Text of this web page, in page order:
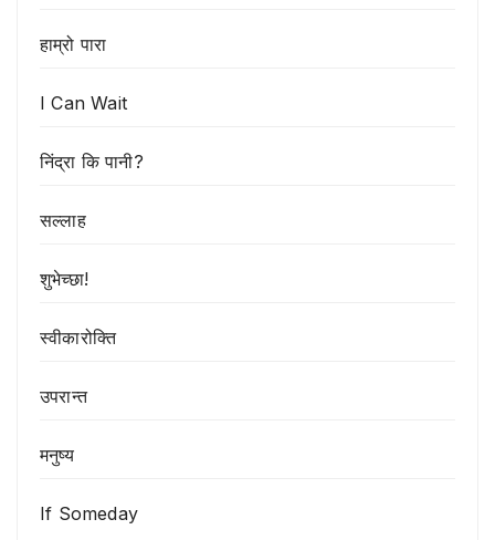
हाम्रो पारा
I Can Wait
निंद्रा कि पानी?
सल्लाह
शुभेच्छा!
स्वीकारोक्ति
उपरान्त
मनुष्य
If Someday